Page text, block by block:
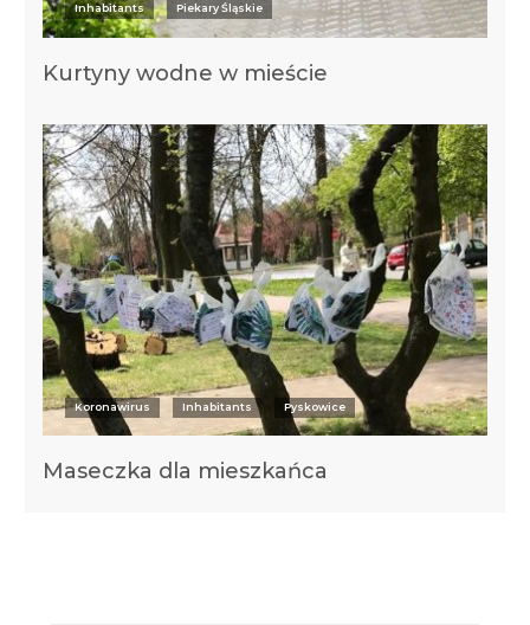
Inhabitants Piekary Śląskie
Kurtyny wodne w mieście
Koronawirus Inhabitants Pyskowice
Maseczka dla mieszkańca